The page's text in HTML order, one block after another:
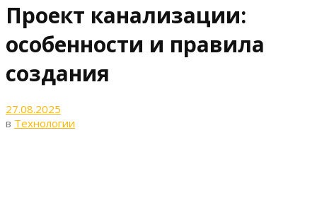
Проект канализации:
особенности и правила
создания
27.08.2025
в Технологии